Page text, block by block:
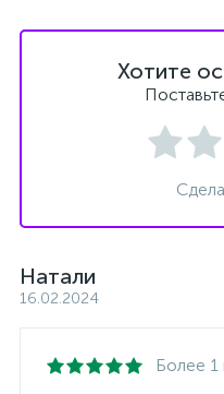
Хотите
Натали
16.02.2024
Более 1